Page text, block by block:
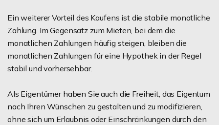
Ein weiterer Vorteil des Kaufens ist die stabile monatliche
Zahlung. Im Gegensatz zum Mieten, bei dem die
monatlichen Zahlungen häufig steigen, bleiben die
monatlichen Zahlungen für eine Hypothek in der Regel
stabil und vorhersehbar.
Als Eigentümer haben Sie auch die Freiheit, das Eigentum
nach Ihren Wünschen zu gestalten und zu modifizieren,
ohne sich um Erlaubnis oder Einschränkungen durch den